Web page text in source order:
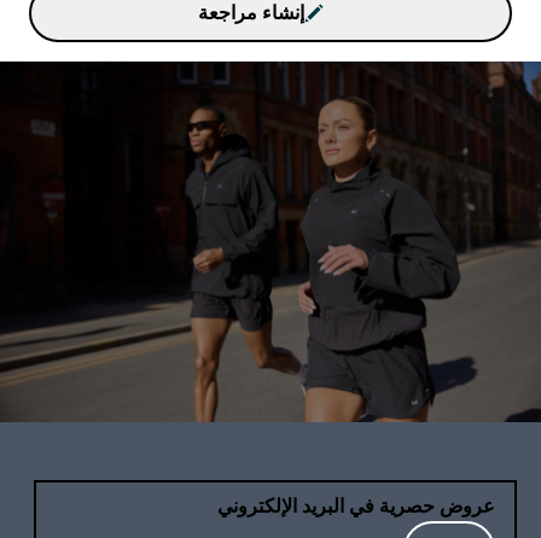
إنشاء مراجعة
عروض حصرية في البريد الإلكتروني